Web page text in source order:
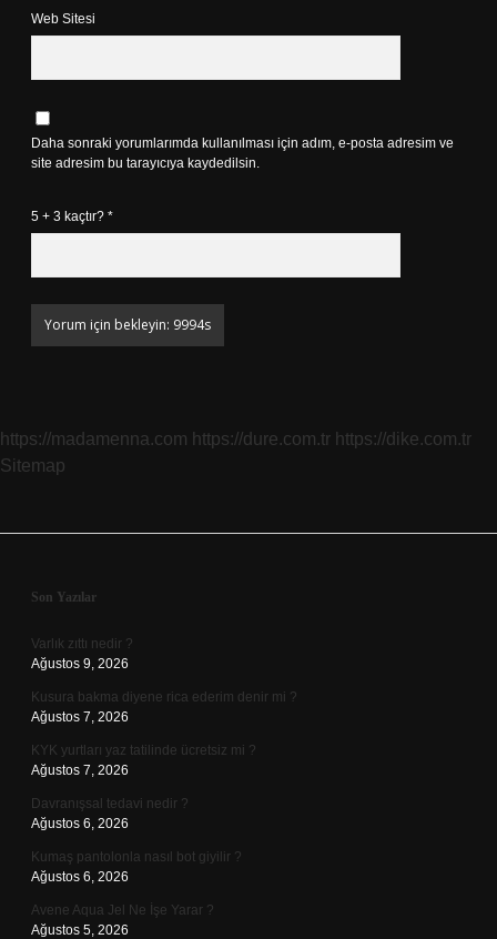
Web Sitesi
Daha sonraki yorumlarımda kullanılması için adım, e-posta adresim ve
site adresim bu tarayıcıya kaydedilsin.
5 + 3 kaçtır? *
https://madamenna.com https://dure.com.tr https://dike.com.tr
Sitemap
Sidebar
Son Yazılar
Varlık zıttı nedir ?
Ağustos 9, 2026
Kusura bakma diyene rica ederim denir mi ?
Ağustos 7, 2026
KYK yurtları yaz tatilinde ücretsiz mi ?
Ağustos 7, 2026
Davranışsal tedavi nedir ?
Ağustos 6, 2026
Kumaş pantolonla nasıl bot giyilir ?
Ağustos 6, 2026
Avene Aqua Jel Ne İşe Yarar ?
Ağustos 5, 2026